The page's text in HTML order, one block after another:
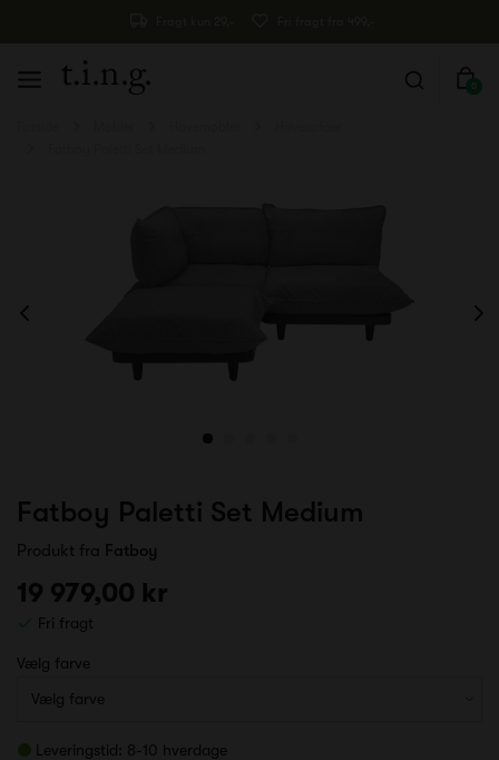
0
Fatboy Paletti Set Medium
Produkt fra Fatboy
19 979,00 kr
Fri fragt
Vælg farve
Leveringstid: 8-10 hverdage